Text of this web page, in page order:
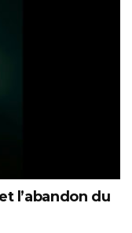
l’abandon du